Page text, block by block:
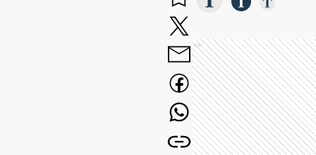
Ads